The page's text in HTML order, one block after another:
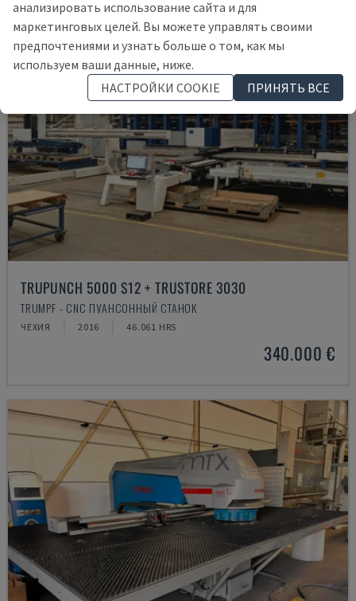
TRUPUNCH 5000 S12 + TRUSTORE 3030
TRUMPF - CNC ПУАНСОННЫЙ СТАНОК
ЧЕХИЯ 2016 46.061 HRS
340.000 €
анализировать использование сайта и для
маркетинговых целей. Вы можете управлять своими
предпочтениями и узнать больше о том, как мы
используем ваши данные, ниже.
НАСТРОЙКИ COOKIE
ПРИНЯТЬ ВСЕ